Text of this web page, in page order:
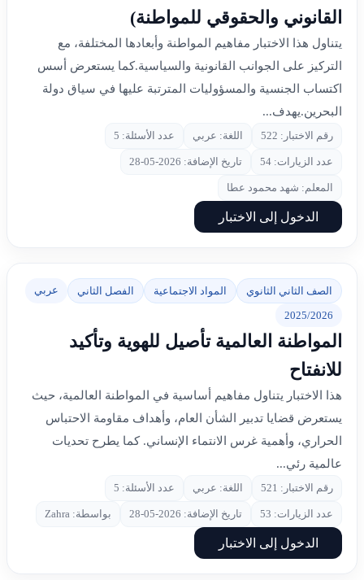
القانوني والحقوقي للمواطنة)
يتناول هذا الاختبار مفاهيم المواطنة وأبعادها المختلفة، مع
التركيز على الجوانب القانونية والسياسية.كما يستعرض أسس
اكتساب الجنسية والمسؤوليات المترتبة عليها في سياق دولة
البحرين.يهدف...
رقم الاختبار: 522 اللغة: عربي عدد الأسئلة: 5
عدد الزيارات: 54 تاريخ الإضافة: 2026-05-28
المعلم: شهد محمود عطا
الدخول إلى الاختبار
الصف الثاني الثانوي المواد الاجتماعية الفصل الثاني عربي
2025/2026
المواطنة العالمية تأصيل للهوية وتأكيد
للانفتاح
هذا الاختبار يتناول مفاهيم أساسية في المواطنة العالمية، حيث
يستعرض قضايا تدبير الشأن العام، وأهداف مقاومة الاحتباس
الحراري، وأهمية غرس الانتماء الإنساني. كما يطرح تحديات
عالمية رئي...
رقم الاختبار: 521 اللغة: عربي عدد الأسئلة: 5
عدد الزيارات: 53 تاريخ الإضافة: 2026-05-28 بواسطة: Zahra
الدخول إلى الاختبار